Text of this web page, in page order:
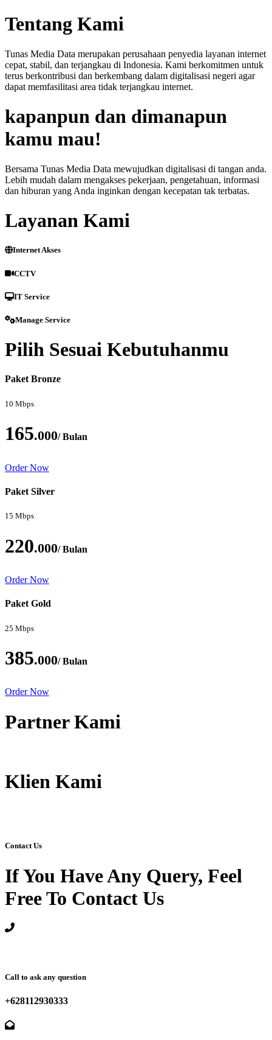
Tentang Kami
Tunas Media Data merupakan perusahaan penyedia layanan internet
cepat, stabil, dan terjangkau di Indonesia. Kami berkomitmen untuk
terus berkontribusi dan berkembang dalam digitalisasi negeri agar
dapat memfasilitasi area tidak terjangkau internet.
kapanpun dan dimanapun
kamu mau!
Bersama Tunas Media Data mewujudkan digitalisasi di tangan anda.
Lebih mudah dalam mengakses pekerjaan, pengetahuan, informasi
dan hiburan yang Anda inginkan dengan kecepatan tak terbatas.
Layanan Kami
Internet Akses
CCTV
IT Service
Manage Service
Pilih Sesuai Kebutuhanmu
Paket Bronze
10 Mbps
165.000/ Bulan
Order Now
Paket Silver
15 Mbps
220.000/ Bulan
Order Now
Paket Gold
25 Mbps
385.000/ Bulan
Order Now
Partner Kami
Klien Kami
Contact Us
If You Have Any Query, Feel
Free To Contact Us
Call to ask any question
+628112930333